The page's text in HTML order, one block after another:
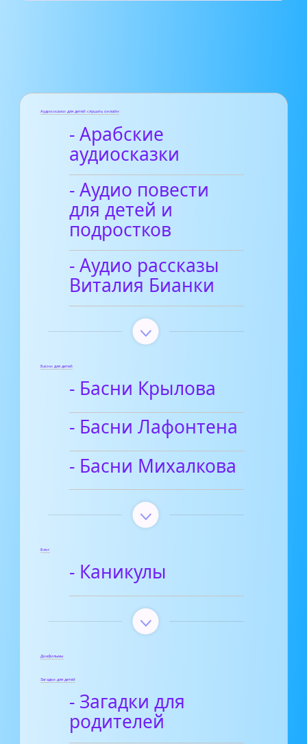
Аудиосказки для детей слушать онлайн
- Арабские
аудиосказки
- Аудио повести
для детей и
подростков
- Аудио рассказы
Виталия Бианки
Басни для детей
- Басни Крылова
- Басни Лафонтена
- Басни Михалкова
Блог
- Каникулы
Диафильмы
Загадки для детей
- Загадки для
родителей